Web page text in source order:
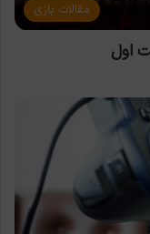
مقالات بازی